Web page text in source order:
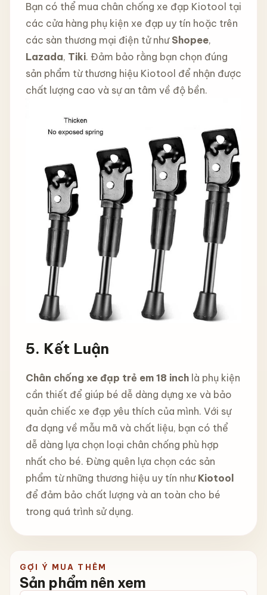
Bạn có thể mua chân chống xe đạp Kiotool tại
các cửa hàng phụ kiện xe đạp uy tín hoặc trên
các sàn thương mại điện tử như Shopee,
Lazada, Tiki. Đảm bảo rằng bạn chọn đúng
sản phẩm từ thương hiệu Kiotool để nhận được
chất lượng cao và sự an tâm về độ bền.
5. Kết Luận
Chân chống xe đạp trẻ em 18 inchlà phụ kiện
cần thiết để giúp bé dễ dàng dựng xe và bảo
quản chiếc xe đạp yêu thích của mình. Với sự
đa dạng về mẫu mã và chất liệu, bạn có thể
dễ dàng lựa chọn loại chân chống phù hợp
nhất cho bé. Đừng quên lựa chọn các sản
phẩm từ những thương hiệu uy tín như Kiotool
để đảm bảo chất lượng và an toàn cho bé
trong quá trình sử dụng.
GỢI Ý MUA THÊM
Sản phẩm nên xem